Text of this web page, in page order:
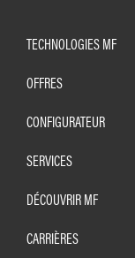
TECHNOLOGIES MF
OFFRES
CONFIGURATEUR
SERVICES
DÉCOUVRIR MF
CARRIÈRES